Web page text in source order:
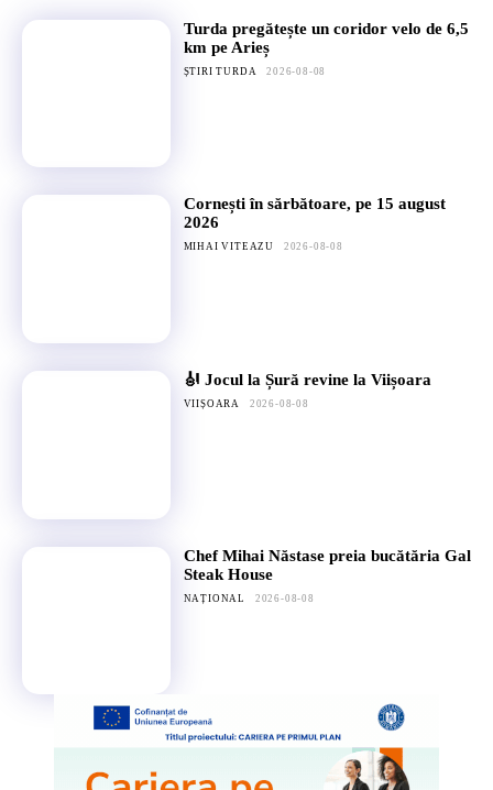
Turda pregătește un coridor velo de 6,5
km pe Arieș
ȘTIRI TURDA 2026-08-08
Cornești în sărbătoare, pe 15 august
2026
MIHAI VITEAZU 2026-08-08
🎻 Jocul la Șură revine la Viișoara
VIIȘOARA 2026-08-08
Chef Mihai Năstase preia bucătăria Gal
Steak House
NAȚIONAL 2026-08-08